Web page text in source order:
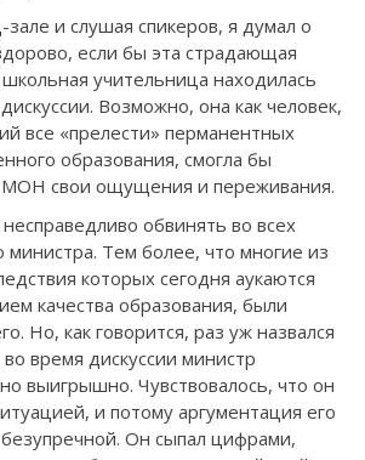
и слушая спикеров, я думал о
если бы эта страдающая
учительница находилась
Возможно, она как человек,
все «прелести» перманентных
образования, смогла бы
МОН свои ощущения и переживания.
обвинять во всех
Тем более, что многие из
которых сегодня аукаются
качества образования, были
Но, как говорится, раз уж назвался
время дискуссии министр
выигрышно. Чувствовалось, что он
и потому аргументация его
Он сыпал цифрами,